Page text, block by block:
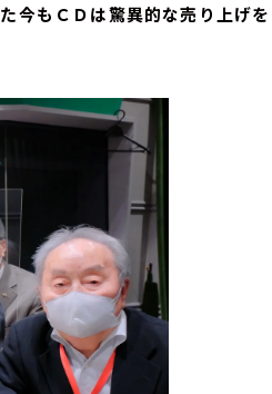
今もＣＤは驚異的な売り上げを